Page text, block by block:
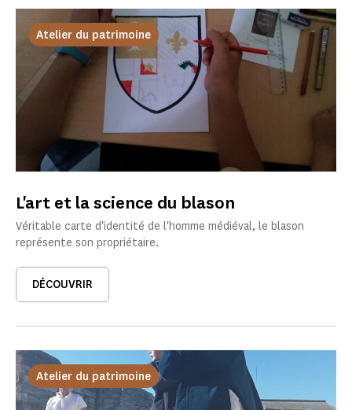
Atelier du patrimoine
L'art et la science du blason
Véritable carte d'identité de l'homme médiéval, le blason
représente son propriétaire.
DÉCOUVRIR
Atelier du patrimoine